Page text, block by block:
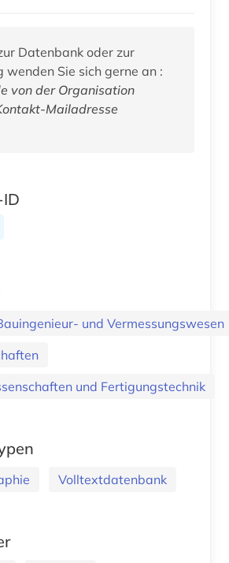
Datenbank oder zur
Lizenzierung wenden Sie sich gerne an :
von der Organisation
Mailadresse
und Vermessungswesen
und Fertigungstechnik
Volltextdatenbank